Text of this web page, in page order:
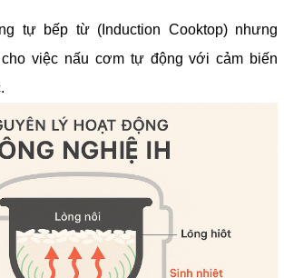
tự bếp từ (Induction Cooktop) nhưng
việc nấu cơm tự động với cảm biến